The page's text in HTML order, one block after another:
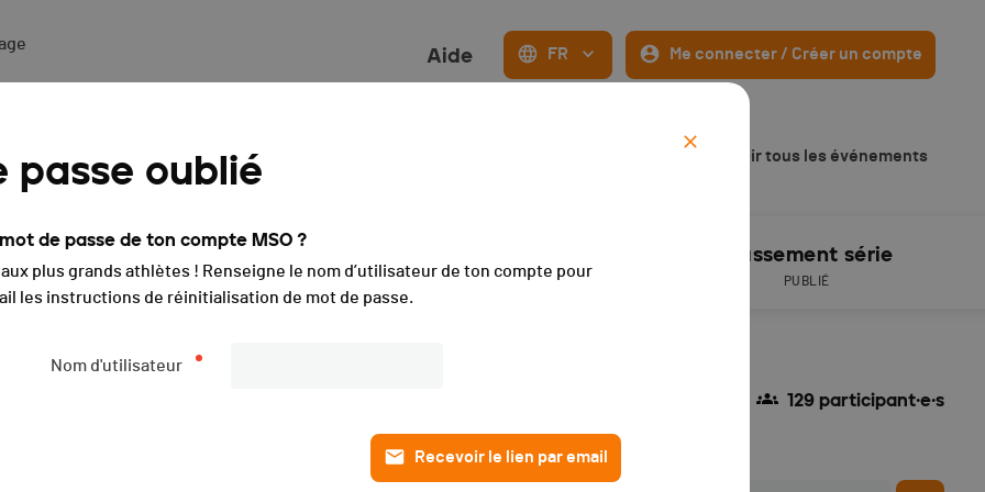
passe oublié
de passe de ton compte MSO ?
plus grands athlètes ! Renseigne le nom d’utilisateur de ton compte pour
les instructions de réinitialisation de mot de passe.
Nom d'utilisateur
Recevoir le lien par email
Aide FR Me connecter / Créer un compte
des Diablotins - 2020 Voir tous les événements
Liste des engagé·e·s
PUBLIÉE PUBLIÉS
Classement série
PUBLIÉ
129 participant·e·s